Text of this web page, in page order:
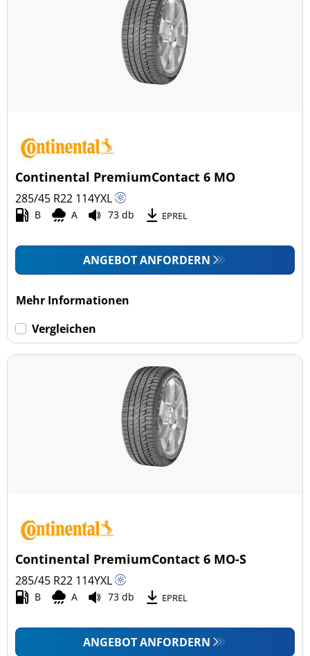
Continental PremiumContact 6 MO
285/45 R22 114YXL
B A 73 db EPREL
ANGEBOT ANFORDERN
Mehr Informationen
Vergleichen
Continental PremiumContact 6 MO-S
285/45 R22 114YXL
B A 73 db EPREL
ANGEBOT ANFORDERN